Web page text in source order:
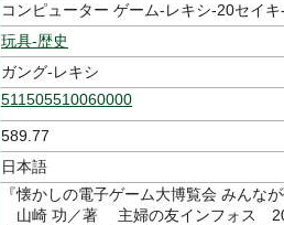
コンピューター ゲーム-レキシ-20セイ
玩具-歴史
ガング-レキシ
511505510060000
589.77
日本語
『懐かしの電子ゲーム大博覧会 みんな
山崎 功／著 主婦の友インフォス